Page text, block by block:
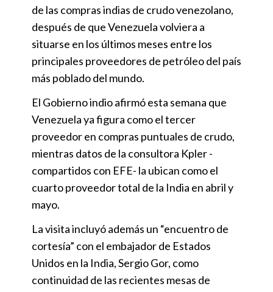
de las compras indias de crudo venezolano,
después de que Venezuela volviera a
situarse en los últimos meses entre los
principales proveedores de petróleo del país
más poblado del mundo.
El Gobierno indio afirmó esta semana que
Venezuela ya figura como el tercer
proveedor en compras puntuales de crudo,
mientras datos de la consultora Kpler -
compartidos con EFE- la ubican como el
cuarto proveedor total de la India en abril y
mayo.
La visita incluyó además un “encuentro de
cortesía” con el embajador de Estados
Unidos en la India, Sergio Gor, como
continuidad de las recientes mesas de